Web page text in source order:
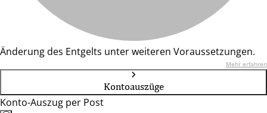
Änderung des Entgelts unter weiteren Voraussetzungen.
Mehr erfahren
Kontoauszüge
Konto-Auszug per Post